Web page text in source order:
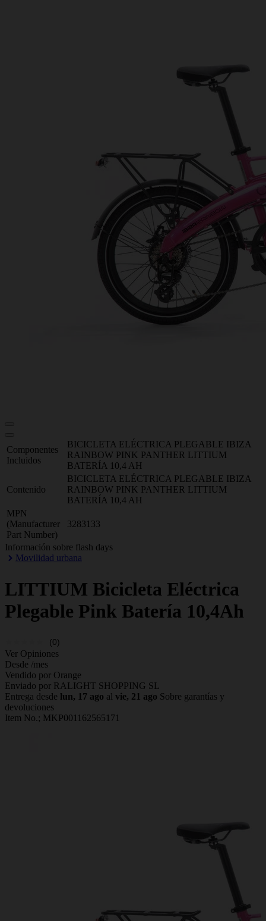
Componentes
Incluidos
BICICLETA ELÉCTRICA PLEGABLE IBIZA
RAINBOW PINK PANTHER LITTIUM
BATERÍA 10,4 AH
Contenido
BICICLETA ELÉCTRICA PLEGABLE IBIZA
RAINBOW PINK PANTHER LITTIUM
BATERÍA 10,4 AH
MPN
(Manufacturer
Part Number)
3283133
Información sobre flash days
Movilidad urbana
LITTIUM Bicicleta Eléctrica
Plegable Pink Batería 10,4Ah
(0)
Ver Opiniones
Desde /mes
Vendido por Orange
Enviado por RALIGHT SHOPPING SL
Entrega desde lun, 17 ago al vie, 21 ago Sobre garantías y
devoluciones
Item No.; MKP001162565171